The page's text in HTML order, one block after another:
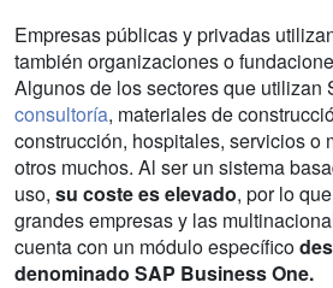
Empresas públicas y privadas
también organizaciones o
Algunos de los sectores que utilizan
consultoría, materiales de
construcción, hospitales, servicios o
otros muchos. Al ser un sistema
uso, su coste es elevado, por lo
grandes empresas y las
cuenta con un módulo específico
denominado SAP Business One.